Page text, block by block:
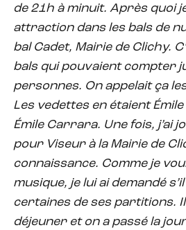
de 21h à minuit. Après quoi
attraction dans les bals de
bal Cadet, Mairie de Clichy.
bals qui pouvaient compter
personnes. On appelait ça
Les vedettes en étaient
Émile Carrara. Une fois, j’ai
pour Viseur à la Mairie de
connaissance. Comme je
musique, je lui ai demandé
certaines de ses partitions. Il
déjeuner et on a passé la